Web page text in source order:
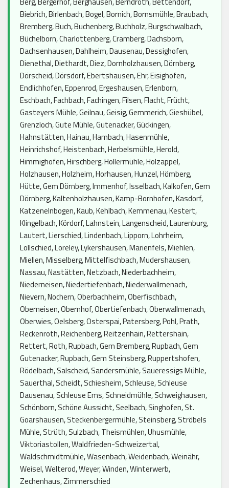
Biebrich, Birlenbach, Bogel, Bornich, Bornsmühle, Braubach,
Bremberg, Buch, Buchenberg, Buchholz, Burgschwalbach,
Büchelborn, Charlottenberg, Cramberg, Dachsborn,
Dachsenhausen, Dahlheim, Dausenau, Dessighofen,
Dienethal, Diethardt, Diez, Dornholzhausen, Dörnberg,
Dörscheid, Dörsdorf, Ebertshausen, Ehr, Eisighofen,
Endlichhofen, Eppenrod, Ergeshausen, Erlenborn,
Eschbach, Fachbach, Fachingen, Filsen, Flacht, Frücht,
Gasteyers Mühle, Geilnau, Geisig, Gemmerich, Gieshübel,
Grenzloch, Gute Mühle, Gutenacker, Gückingen,
Hahnstätten, Hainau, Hambach, Hasenmühle,
Heinrichshof, Heistenbach, Herbelsmühle, Herold,
Himmighofen, Hirschberg, Hollermühle, Holzappel,
Holzhausen, Holzheim, Horhausen, Hunzel, Hömberg,
Hütte, Gem Dörnberg, Immenhof, Isselbach, Kalkofen, Gem
Dörnberg, Kaltenholzhausen, Kamp-Bornhofen, Kasdorf,
Katzenelnbogen, Kaub, Kehlbach, Kemmenau, Kestert,
Klingelbach, Kördorf, Lahnstein, Langenscheid, Laurenburg,
Lautert, Lierschied, Lindenbach, Lipporn, Lohrheim,
Lollschied, Loreley, Lykershausen, Marienfels, Miehlen,
Miellen, Misselberg, Mittelfischbach, Mudershausen,
Nassau, Nastätten, Netzbach, Niederbachheim,
Niederneisen, Niedertiefenbach, Niederwallmenach,
Nievern, Nochern, Oberbachheim, Oberfischbach,
Oberneisen, Obernhof, Obertiefenbach, Oberwallmenach,
Oberwies, Oelsberg, Osterspai, Patersberg, Pohl, Prath,
Reckenroth, Reichenberg, Reitzenhain, Rettershain,
Rettert, Roth, Rupbach, Gem Bremberg, Rupbach, Gem
Gutenacker, Rupbach, Gem Steinsberg, Ruppertshofen,
Rödelbach, Salscheid, Sandersmühle, Saueressigs Mühle,
Sauerthal, Scheidt, Schiesheim, Schleuse, Schleuse
Dausenau, Schleuse Ems, Schneidmühle, Schweighausen,
Schönborn, Schöne Aussicht, Seelbach, Singhofen, St.
Goarshausen, Steckenbergermühle, Steinsberg, Ströbels
Mühle, Strüth, Sulzbach, Theismühlen, Uhusmühle,
Viktoriastollen, Waldfrieden-Schweizertal,
Waldschmidtmühle, Wasenbach, Weidenbach, Weinähr,
Weisel, Welterod, Weyer, Winden, Winterwerb,
Zechenhaus, Zimmerschied